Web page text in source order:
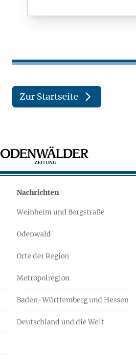
Zur Startseite
Nachrichten
Weinheim und Bergstraße
Odenwald
Orte der Region
Metropolregion
Baden-Württemberg und Hessen
Deutschland und die Welt